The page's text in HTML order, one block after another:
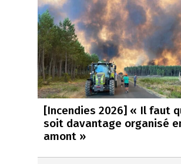
[Incendies 2026] « Il faut
soit davantage organisé
amont »